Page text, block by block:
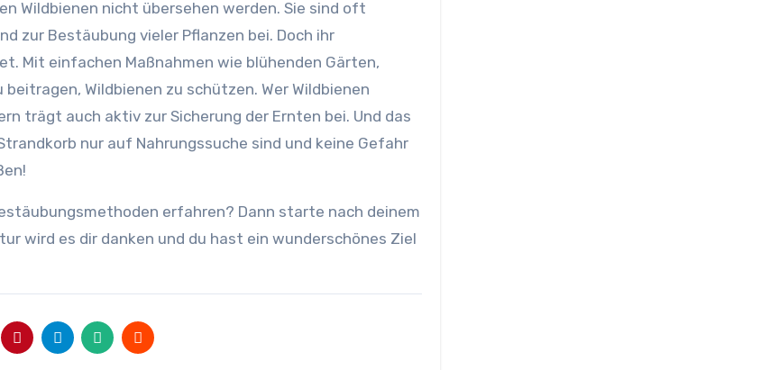
Wildbienen nicht übersehen werden. Sie sind oft
zur Bestäubung vieler Pflanzen bei. Doch ihr
Mit einfachen Maßnahmen wie blühenden Gärten,
Wildbienen zu schützen. Wer Wildbienen
trägt auch aktiv zur Sicherung der Ernten bei. Und das
nur auf Nahrungssuche sind und keine Gefahr
erfahren? Dann starte nach deinem
wird es dir danken und du hast ein wunderschönes Ziel